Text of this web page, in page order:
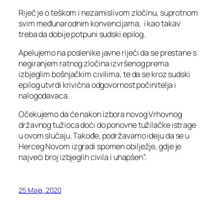
Riječ je o teškom i nezamislivom zločinu, suprotnom
svim međunarodnim konvencijama, i kao takav
treba da dobije potpuni sudski epilog.
Apelujemo na poslenike javne riječi da se prestane s
negiranjem ratnog zločina izvršenog prema
izbjeglim bošnjačkim civilima, te da se kroz sudski
epilog utvrdi krivična odgovornost počinitelja i
nalogodavaca.
Očekujemo da će nakon izbora novog Vrhovnog
državnog tužioca doći do ponovne tužilačke istrage
u ovom slučaju. Takođe, podržavamo ideju da se u
Herceg Novom izgradi spomen obilježje, gdje je
najveći broj izbjeglih civila i uhapšen”.
25 Maja, 2020